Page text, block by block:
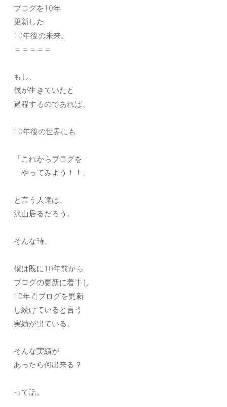
ブログを10年
更新した
10年後の未来。
＝＝＝＝＝
もし、
僕が生きていたと
過程するのであれば、
10年後の世界にも
「これからブログを
やってみよう！！」
と言う人達は、
沢山居るだろう。
そんな時、
僕は既に10年前から
ブログの更新に着手し
10年間ブログを更新
し続けていると言う
実績が出ている。
そんな実績が
あったら何出来る？
って話。